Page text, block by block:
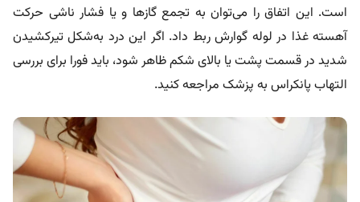
است. این اتفاق را می‌توان به تجمع گازها و یا فشار ناشی حرکت
آهسته غذا در لوله گوارش ربط داد. اگر این درد به‌شکل تیرکشیدن
شدید در قسمت پشت یا بالای شکم ظاهر شود، باید فورا برای بررسی
التهاب پانکراس به پزشک مراجعه کنید.